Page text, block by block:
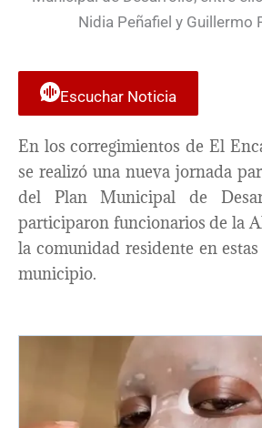
Escuchar Noticia
En los corregimientos de El
se realizó una nueva jornada
del Plan Municipal de
participaron funcionarios de la
la comunidad residente en
municipio.